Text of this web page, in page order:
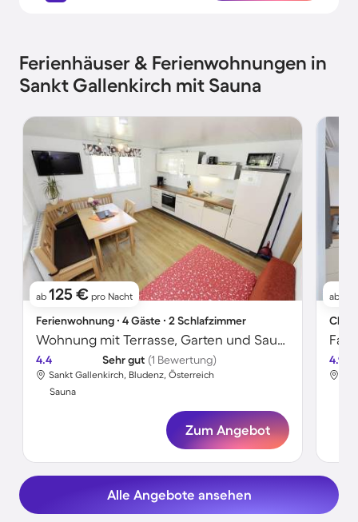
Ferienhäuser & Ferienwohnungen in
Sankt Gallenkirch mit Sauna
ab 125 € pro Nacht
Ferienwohnung ∙ 4 Gäste ∙ 2 Schlafzimmer
Wohnung mit Terrasse, Garten und Sauna
4.4 Sehr gut (1 Bewertung)
Sankt Gallenkirch, Bludenz, Österreich
Sauna
Zum Angebot
ab
4.9
Alle Angebote ansehen